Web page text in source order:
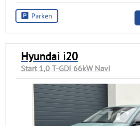
Parken
Hyundai i20
Start 1,0 T-GDI 66kW Navi